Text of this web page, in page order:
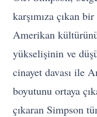
karşımıza çıkan
Amerikan
yükselişinin ve
cinayet davası ile
boyutunu ortaya
çıkaran Simpson